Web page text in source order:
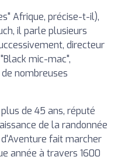
Afrique, précise-t-il),
il parle plusieurs
directeur
mic-mac",
nombreuses
de 45 ans, réputé
de la randonnée
fait marcher
année à travers 1600